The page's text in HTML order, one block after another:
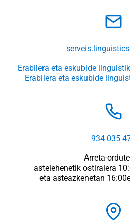
Erabilera eta eskubide
Erabilera eta eskubide
934 035
Arreta-
astelehenetik ostiralera
eta asteazkenetan